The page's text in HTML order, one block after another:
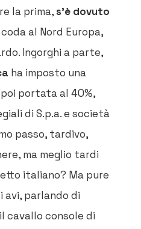
la prima,s’è dovuto
al Nord Europa,
Ingorghi a parte,
ha imposto una
portata al 40%,
di S.p.a. e società
passo, tardivo,
ma meglio tardi
italiano? Ma pure
avi, parlando di
cavallo console di